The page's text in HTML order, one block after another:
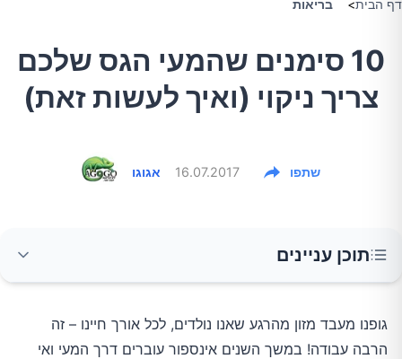
דף הבית> בריאות
10 סימנים שהמעי הגס שלכם
צריך ניקוי (ואיך לעשות זאת)
אגוגו 16.07.2017 שתפו
תוכן עניינים
כמה דרכים לטיפול יעיל ותחזוקה של המעי הגס
גופנו מעבד מזון מהרגע שאנו נולדים, לכל אורך חיינו – זה
הרבה עבודה! במשך השנים אינספור עוברים דרך המעי ואי